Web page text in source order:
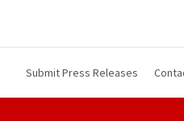
Submit Press Releases